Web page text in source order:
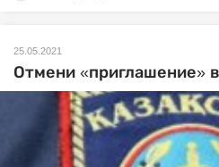
25.05.2021
Отмени «приглашение»